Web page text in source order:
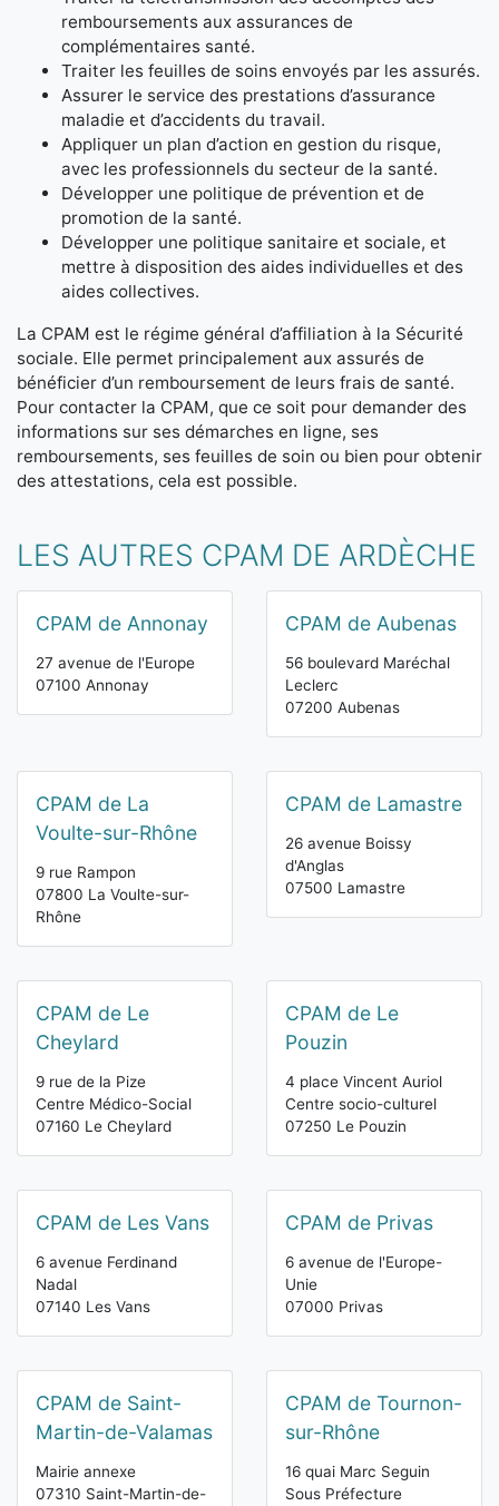
remboursements aux assurances de
complémentaires santé.
Traiter les feuilles de soins envoyés par les assurés.
Assurer le service des prestations d’assurance
maladie et d’accidents du travail.
Appliquer un plan d’action en gestion du risque,
avec les professionnels du secteur de la santé.
Développer une politique de prévention et de
promotion de la santé.
Développer une politique sanitaire et sociale, et
mettre à disposition des aides individuelles et des
aides collectives.
La CPAM est le régime général d’affiliation à la Sécurité
sociale. Elle permet principalement aux assurés de
bénéficier d’un remboursement de leurs frais de santé.
Pour contacter la CPAM, que ce soit pour demander des
informations sur ses démarches en ligne, ses
remboursements, ses feuilles de soin ou bien pour obtenir
des attestations, cela est possible.
LES AUTRES CPAM DE ARDÈCHE
CPAM de Annonay
27 avenue de l'Europe
07100 Annonay
CPAM de Aubenas
56 boulevard Maréchal
Leclerc
07200 Aubenas
CPAM de La
Voulte-sur-Rhône
9 rue Rampon
07800 La Voulte-sur-
Rhône
CPAM de Lamastre
26 avenue Boissy
d'Anglas
07500 Lamastre
CPAM de Le
Cheylard
9 rue de la Pize
Centre Médico-Social
07160 Le Cheylard
CPAM de Le
Pouzin
4 place Vincent Auriol
Centre socio-culturel
07250 Le Pouzin
CPAM de Les Vans
6 avenue Ferdinand
Nadal
07140 Les Vans
CPAM de Privas
6 avenue de l'Europe-
Unie
07000 Privas
CPAM de Saint-
Martin-de-Valamas
Mairie annexe
07310 Saint-Martin-de-
CPAM de Tournon-
sur-Rhône
16 quai Marc Seguin
Sous Préfecture